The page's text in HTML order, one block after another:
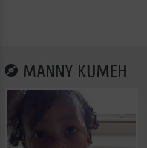
MANNY KUMEH